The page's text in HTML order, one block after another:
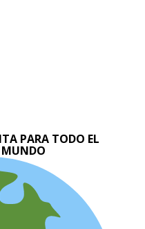
PARA TODO EL
MUNDO